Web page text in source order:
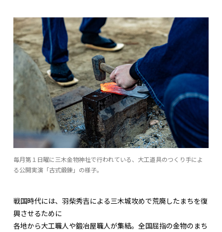
毎月第１日曜に三木金物神社で行われている、大工道具のつくり手によ
る公開実演「古式鍛錬」の様子。
戦国時代には、羽柴秀吉による三木城攻めで荒廃したまちを復
興させるために
各地から大工職人や鍛冶屋職人が集結。全国屈指の金物のまち